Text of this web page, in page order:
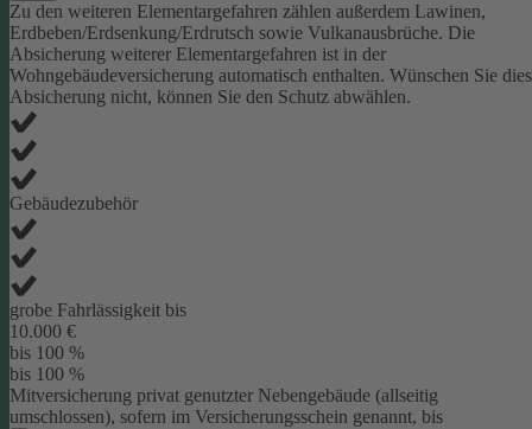
Zu den weiteren Elementargefahren zählen außerdem Lawinen,
Erdbeben/Erdsenkung/Erdrutsch sowie Vulkanausbrüche. Die
Absicherung weiterer Elementargefahren ist in der
Wohngebäudeversicherung automatisch enthalten. Wünschen Sie
Absicherung nicht, können Sie den Schutz abwählen.
Gebäudezubehör
grobe Fahrlässigkeit bis
10.000 €
bis 100 %
bis 100 %
Mitversicherung privat genutzter Nebengebäude (allseitig
umschlossen), sofern im Versicherungsschein genannt, bis